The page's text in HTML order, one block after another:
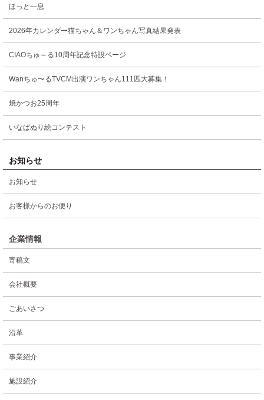
ほっと一息
2026年カレンダー猫ちゃん＆ワンちゃん写真結果発表
CIAOちゅ～る10周年記念特設ページ
Wanちゅ〜るTVCM出演ワンちゃん111匹大募集！
焼かつお25周年
いなばぬり絵コンテスト
お知らせ
お知らせ
お客様からのお便り
企業情報
寄稿文
会社概要
ごあいさつ
沿革
事業紹介
施設紹介